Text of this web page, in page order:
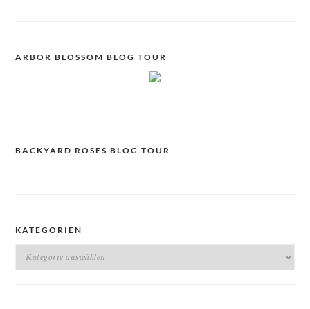
ARBOR BLOSSOM BLOG TOUR
BACKYARD ROSES BLOG TOUR
KATEGORIEN
Kategorien